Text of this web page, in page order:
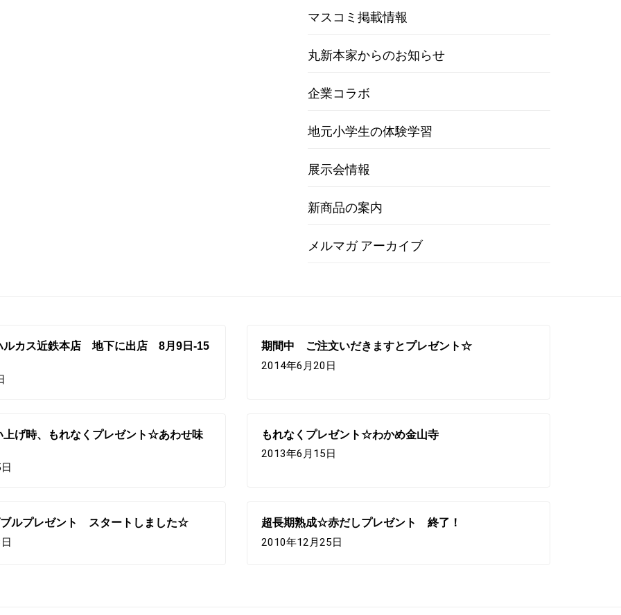
マスコミ掲載情報
丸新本家からのお知らせ
企業コラボ
地元小学生の体験学習
展示会情報
新商品の案内
メルマガ アーカイブ
ルカス近鉄本店 地下に出店 8月9日-15
期間中 ご注文いだきますとプレゼント☆
2014年6月20日
上げ時、もれなくプレゼント☆あわせ味
もれなくプレゼント☆わかめ金山寺
2013年6月15日
ルプレゼント スタートしました☆ 超長期熟成☆赤だしプレゼント 終了！
2010年12月25日